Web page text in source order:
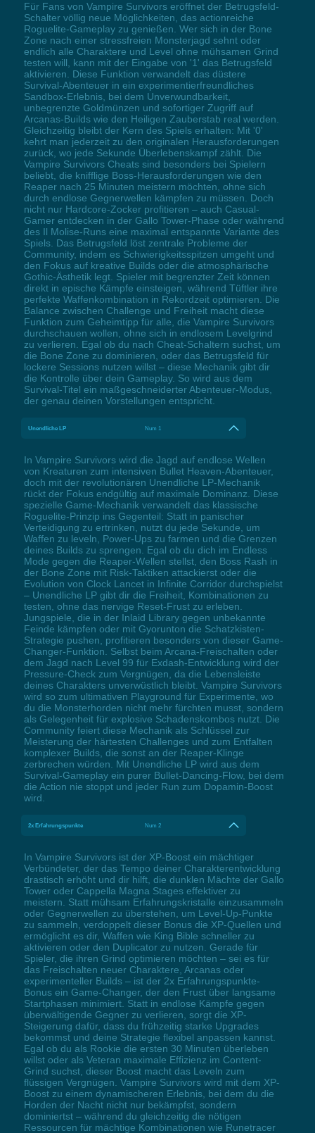
Für Fans von Vampire Survivors eröffnet der Betrugsfeld-
Schalter völlig neue Möglichkeiten, das actionreiche
Roguelite-Gameplay zu genießen. Wer sich in der Bone
Zone nach einer stressfreien Monsterjagd sehnt oder
endlich alle Charaktere und Level ohne mühsamen Grind
testen will, kann mit der Eingabe von '1' das Betrugsfeld
aktivieren. Diese Funktion verwandelt das düstere
Survival-Abenteuer in ein experimentierfreundliches
Sandbox-Erlebnis, bei dem Unverwundbarkeit,
unbegrenzte Goldmünzen und sofortiger Zugriff auf
Arcanas-Builds wie den Heiligen Zauberstab real werden.
Gleichzeitig bleibt der Kern des Spiels erhalten: Mit '0'
kehrt man jederzeit zu den originalen Herausforderungen
zurück, wo jede Sekunde Überlebenskampf zählt. Die
Vampire Survivors Cheats sind besonders bei Spielern
beliebt, die knifflige Boss-Herausforderungen wie den
Reaper nach 25 Minuten meistern möchten, ohne sich
durch endlose Gegnerwellen kämpfen zu müssen. Doch
nicht nur Hardcore-Zocker profitieren – auch Casual-
Gamer entdecken in der Gallo Tower-Phase oder während
des Il Molise-Runs eine maximal entspannte Variante des
Spiels. Das Betrugsfeld löst zentrale Probleme der
Community, indem es Schwierigkeitsspitzen umgeht und
den Fokus auf kreative Builds oder die atmosphärische
Gothic-Ästhetik legt. Spieler mit begrenzter Zeit können
direkt in epische Kämpfe einsteigen, während Tüftler ihre
perfekte Waffenkombination in Rekordzeit optimieren. Die
Balance zwischen Challenge und Freiheit macht diese
Funktion zum Geheimtipp für alle, die Vampire Survivors
durchschauen wollen, ohne sich in endlosem Levelgrind
zu verlieren. Egal ob du nach Cheat-Schaltern suchst, um
die Bone Zone zu dominieren, oder das Betrugsfeld für
lockere Sessions nutzen willst – diese Mechanik gibt dir
die Kontrolle über dein Gameplay. So wird aus dem
Survival-Titel ein maßgeschneiderter Abenteuer-Modus,
der genau deinen Vorstellungen entspricht.
Unendliche LP Num 1
In Vampire Survivors wird die Jagd auf endlose Wellen
von Kreaturen zum intensiven Bullet Heaven-Abenteuer,
doch mit der revolutionären Unendliche LP-Mechanik
rückt der Fokus endgültig auf maximale Dominanz. Diese
spezielle Game-Mechanik verwandelt das klassische
Roguelite-Prinzip ins Gegenteil: Statt in panischer
Verteidigung zu ertrinken, nutzt du jede Sekunde, um
Waffen zu leveln, Power-Ups zu farmen und die Grenzen
deines Builds zu sprengen. Egal ob du dich im Endless
Mode gegen die Reaper-Wellen stellst, den Boss Rash in
der Bone Zone mit Risk-Taktiken attackierst oder die
Evolution von Clock Lancet in Infinite Corridor durchspielst
– Unendliche LP gibt dir die Freiheit, Kombinationen zu
testen, ohne das nervige Reset-Frust zu erleben.
Jungspiele, die in der Inlaid Library gegen unbekannte
Feinde kämpfen oder mit Gyorunton die Schatzkisten-
Strategie pushen, profitieren besonders von dieser Game-
Changer-Funktion. Selbst beim Arcana-Freischalten oder
dem Jagd nach Level 99 für Exdash-Entwicklung wird der
Pressure-Check zum Vergnügen, da die Lebensleiste
deines Charakters unverwüstlich bleibt. Vampire Survivors
wird so zum ultimativen Playground für Experimente, wo
du die Monsterhorden nicht mehr fürchten musst, sondern
als Gelegenheit für explosive Schadenskombos nutzt. Die
Community feiert diese Mechanik als Schlüssel zur
Meisterung der härtesten Challenges und zum Entfalten
komplexer Builds, die sonst an der Reaper-Klinge
zerbrechen würden. Mit Unendliche LP wird aus dem
Survival-Gameplay ein purer Bullet-Dancing-Flow, bei dem
die Action nie stoppt und jeder Run zum Dopamin-Boost
wird.
2x Erfahrungspunkte Num 2
In Vampire Survivors ist der XP-Boost ein mächtiger
Verbündeter, der das Tempo deiner Charakterentwicklung
drastisch erhöht und dir hilft, die dunklen Mächte der Gallo
Tower oder Cappella Magna Stages effektiver zu
meistern. Statt mühsam Erfahrungskristalle einzusammeln
oder Gegnerwellen zu überstehen, um Level-Up-Punkte
zu sammeln, verdoppelt dieser Bonus die XP-Quellen und
ermöglicht es dir, Waffen wie King Bible schneller zu
aktivieren oder den Duplicator zu nutzen. Gerade für
Spieler, die ihren Grind optimieren möchten – sei es für
das Freischalten neuer Charaktere, Arcanas oder
experimenteller Builds – ist der 2x Erfahrungspunkte-
Bonus ein Game-Changer, der den Frust über langsame
Startphasen minimiert. Statt in endlose Kämpfe gegen
überwältigende Gegner zu verlieren, sorgt die XP-
Steigerung dafür, dass du frühzeitig starke Upgrades
bekommst und deine Strategie flexibel anpassen kannst.
Egal ob du als Rookie die ersten 30 Minuten überleben
willst oder als Veteran maximale Effizienz im Content-
Grind suchst, dieser Boost macht das Leveln zum
flüssigen Vergnügen. Vampire Survivors wird mit dem XP-
Boost zu einem dynamischeren Erlebnis, bei dem du die
Horden der Nacht nicht nur bekämpfst, sondern
dominiertst – während du gleichzeitig die nötigen
Ressourcen für mächtige Kombinationen wie Runetracer